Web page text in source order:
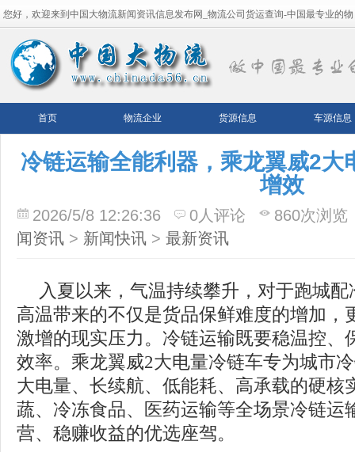
您好，欢迎来到中国大物流新闻资讯信息发布网_物流公司货运查询-中国最专业的物
流平台！
首页 物流企业 货源信息 车源信息
冷链运输全能利器，乘龙翼威2大
增效
2026/5/8 12:26:36 0人评论
860次浏览
闻资讯 > 新闻快讯 > 最新资讯
入夏以来，气温持续攀升，对于跑城
高温带来的不仅是货品保鲜难度的增加，
激增的现实压力。冷链运输既要稳温控、
效率。乘龙翼威2大电量冷链车专为城市
大电量、长续航、低能耗、高承载的硬核
蔬、冷冻食品、医药运输等全场景冷链运
营、稳赚收益的优选座驾。